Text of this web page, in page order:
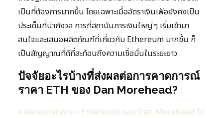
เป็นที่ต้องการมากขึ้น โดยเฉพาะเมื่ออัตราเงินเฟ้อยังคงเป็น
ประเด็นที่น่ากังวล การที่สถาบันการเงินใหญ่ๆ เริ่มเข้ามา
สนใจและเสนอผลิตภัณฑ์ที่เกี่ยวกับ Ethereum มากขึ้น ก็
เป็นสัญญาณที่ดีที่สะท้อนถึงความเชื่อมั่นในระยะยาว
ปัจจัยอะไรบ้างที่ส่งผลต่อการคาดการณ์
ราคา ETH ของ Dan Morehead?
การคาดการณ์ราคา Ethereum ของ Dan Morehead ไม่